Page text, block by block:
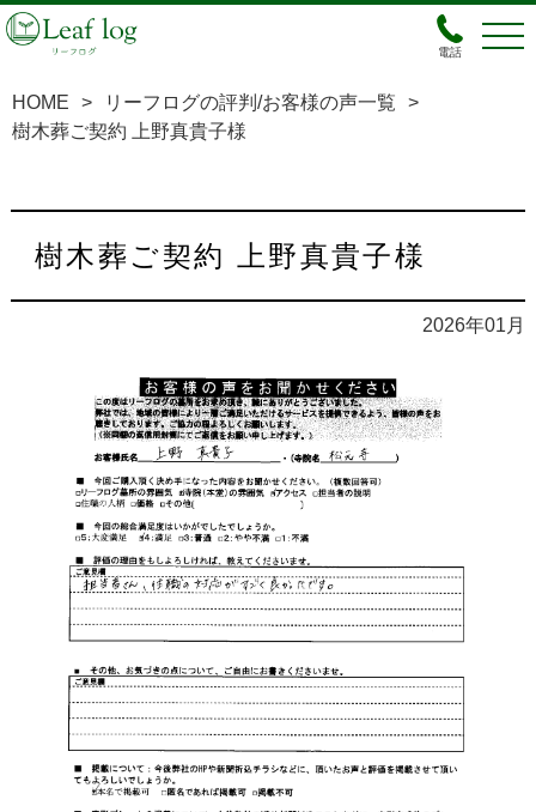
電話
HOME > リーフログの評判/お客様の声一覧
>
樹木葬ご契約 上野真貴子様
樹木葬ご契約 上野真貴子様
2026年01月